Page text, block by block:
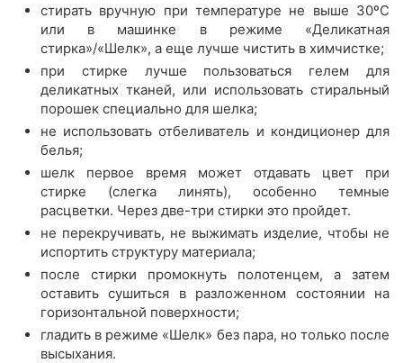
стирать вручную при температуре не выше 30ºС
или в машинке в режиме «Деликатная
стирка»/«Шелк», а еще лучше чистить в химчистке;
при стирке лучше пользоваться гелем для
деликатных тканей, или использовать стиральный
порошек специально для шелка;
не использовать отбеливатель и кондиционер для
белья;
шелк первое время может отдавать цвет при
стирке (слегка линять), особенно темные
расцветки. Через две-три стирки это пройдет.
не перекручивать, не выжимать изделие, чтобы не
испортить структуру материала;
после стирки промокнуть полотенцем, а затем
оставить сушиться в разложенном состоянии на
горизонтальной поверхности;
гладить в режиме «Шелк» без пара, но только после
высыхания.